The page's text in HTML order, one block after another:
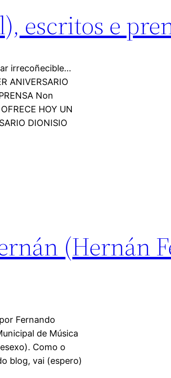
escritos e
irrecoñecible…
ANIVERSARIO
Non
HOY UN
DIONISIO
(Hernán
Fernando
de Música
Como o
blog, vai (espero)